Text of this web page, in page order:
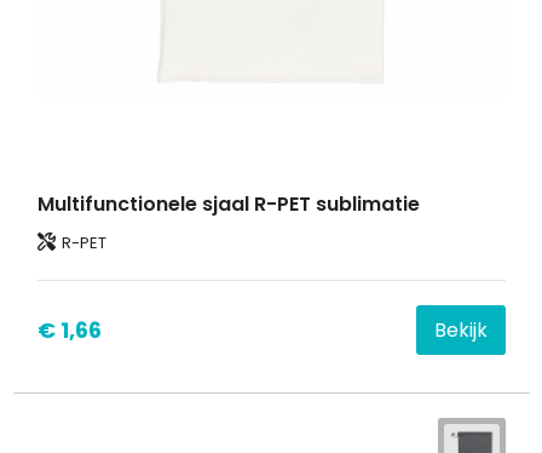
Multifunctionele sjaal R-PET sublimatie
R-PET
€ 1,66 Bekijk